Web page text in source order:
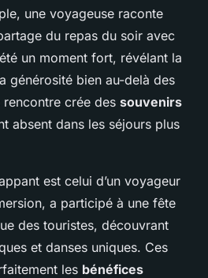
une voyageuse raconte
du repas du soir avec
un moment fort, révélant la
générosité bien au-delà des
crée des souvenirs
absent dans les séjours plus
est celui d’un voyageur
a participé à une fête
des touristes, découvrant
et danses uniques. Ces
les bénéfices